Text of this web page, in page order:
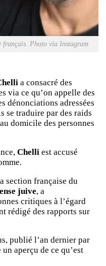
français. Photo via Instagram
a consacré des
via ce qu’on appelle des
dénonciations adressées
se traduire par des raids
domicile des personnes
Chelli est accusé
section française du
juive, a
critiques à l’égard
rédigé des rapports sur
publié l’an dernier par
un aperçu de ce qu’est